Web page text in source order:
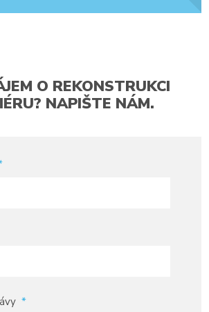
O REKONSTRUKCI
NAPIŠTE NÁM.
*